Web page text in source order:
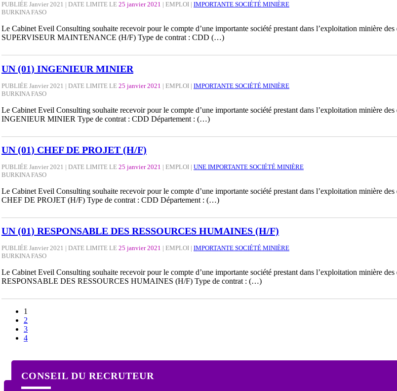
PUBLIÉE Janvier 2021 | DATE LIMITE LE 25 janvier 2021 | EMPLOI | IMPORTANTE SOCIÉTÉ MINIÈRE
BURKINA FASO
Le Cabinet Eveil Consulting souhaite recevoir pour le compte d’une importante société prestant dans l’exploitation minière des
SUPERVISEUR MAINTENANCE (H/F) Type de contrat : CDD (…)
UN (01) INGENIEUR MINIER
PUBLIÉE Janvier 2021 | DATE LIMITE LE 25 janvier 2021 | EMPLOI | IMPORTANTE SOCIÉTÉ MINIÈRE
BURKINA FASO
Le Cabinet Eveil Consulting souhaite recevoir pour le compte d’une importante société prestant dans l’exploitation minière des
INGENIEUR MINIER Type de contrat : CDD Département : (…)
UN (01) CHEF DE PROJET (H/F)
PUBLIÉE Janvier 2021 | DATE LIMITE LE 25 janvier 2021 | EMPLOI | UNE IMPORTANTE SOCIÉTÉ MINIÈRE
BURKINA FASO
Le Cabinet Eveil Consulting souhaite recevoir pour le compte d’une importante société prestant dans l’exploitation minière des
CHEF DE PROJET (H/F) Type de contrat : CDD Département : (…)
UN (01) RESPONSABLE DES RESSOURCES HUMAINES (H/F)
PUBLIÉE Janvier 2021 | DATE LIMITE LE 25 janvier 2021 | EMPLOI | IMPORTANTE SOCIÉTÉ MINIÈRE
BURKINA FASO
Le Cabinet Eveil Consulting souhaite recevoir pour le compte d’une importante société prestant dans l’exploitation minière des
RESPONSABLE DES RESSOURCES HUMAINES (H/F) Type de contrat : (…)
1
2
3
4
CONSEIL DU RECRUTEUR